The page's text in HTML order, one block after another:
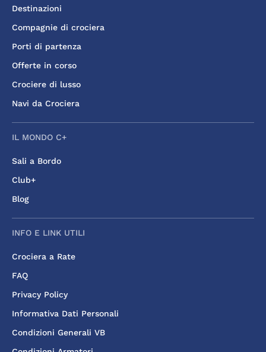
Destinazioni
Compagnie di crociera
Porti di partenza
Offerte in corso
Crociere di lusso
Navi da Crociera
IL MONDO C+
Sali a Bordo
Club+
Blog
INFO E LINK UTILI
Crociera a Rate
FAQ
Privacy Policy
Informativa Dati Personali
Condizioni Generali VB